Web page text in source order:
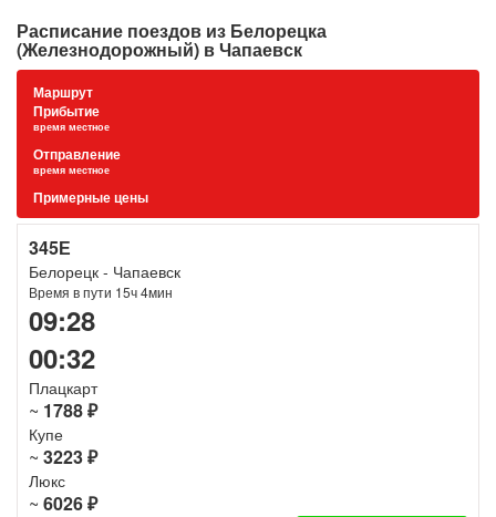
Расписание поездов из Белорецка
(Железнодорожный) в Чапаевск
Маршрут
Прибытие
время местное
Отправление
время местное
Примерные цены
345Е
Белорецк - Чапаевск
Время в пути 15ч 4мин
09:28
00:32
Плацкарт
~ 1788 ₽
Купе
~ 3223 ₽
Люкс
~ 6026 ₽